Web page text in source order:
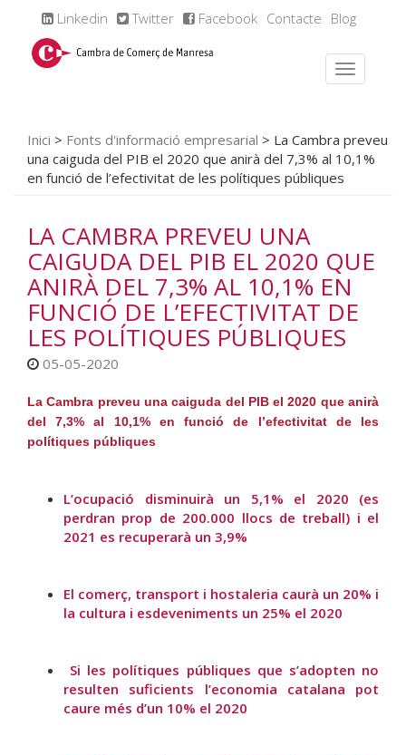
Linkedin Twitter Facebook Contacte Blog
Inici > Fonts d'informació empresarial > La Cambra preveu
una caiguda del PIB el 2020 que anirà del 7,3% al 10,1%
en funció de l’efectivitat de les polítiques públiques
LA CAMBRA PREVEU UNA
CAIGUDA DEL PIB EL 2020 QUE
ANIRÀ DEL 7,3% AL 10,1% EN
FUNCIÓ DE L’EFECTIVITAT DE
LES POLÍTIQUES PÚBLIQUES
05-05-2020
La Cambra preveu una caiguda del PIB el 2020 que anirà
del 7,3% al 10,1% en funció de l’efectivitat de les
polítiques públiques
L’ocupació disminuirà un 5,1% el 2020 (es
perdran prop de 200.000 llocs de treball) i el
2021 es recuperarà un 3,9%
El comerç, transport i hostaleria caurà un 20% i
la cultura i esdeveniments un 25% el 2020
Si les polítiques públiques que s’adopten no
resulten suficients l’economia catalana pot
caure més d’un 10% el 2020